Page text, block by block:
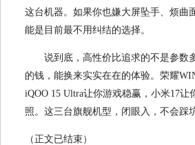
这台机器。如果你也嫌大屏坠手、烦曲
能是目前最不用纠结的选择。
说到底，高性价比追求的不是参数
的钱，能换来实实在在的体验。荣耀
iQOO 15 Ultra让你游戏稳赢，小米17让
照。这三台旗舰机型，闭眼入，不会踩
（正文已结束）